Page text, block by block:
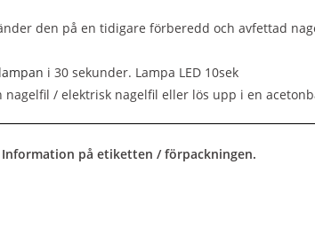
den på en tidigare förberedd och avfettad
i 30 sekunder. Lampa LED 10sek
/ elektrisk nagelfil eller lös upp i en
på etiketten / förpackningen.